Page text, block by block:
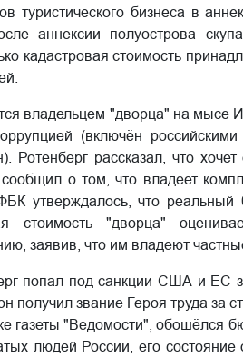
бизнеса в
аннексии полуострова
кадастровая стоимость
владельцем "дворца" на мысе
(включён
Ротенберг рассказал, что хочет
о том, что владеет
утверждалось, что
стоимость "дворца"
заявив, что им владеют
попал под санкции США и ЕС
получил звание Героя труда за
газеты "Ведомости", обошёлся
людей России, его состояние